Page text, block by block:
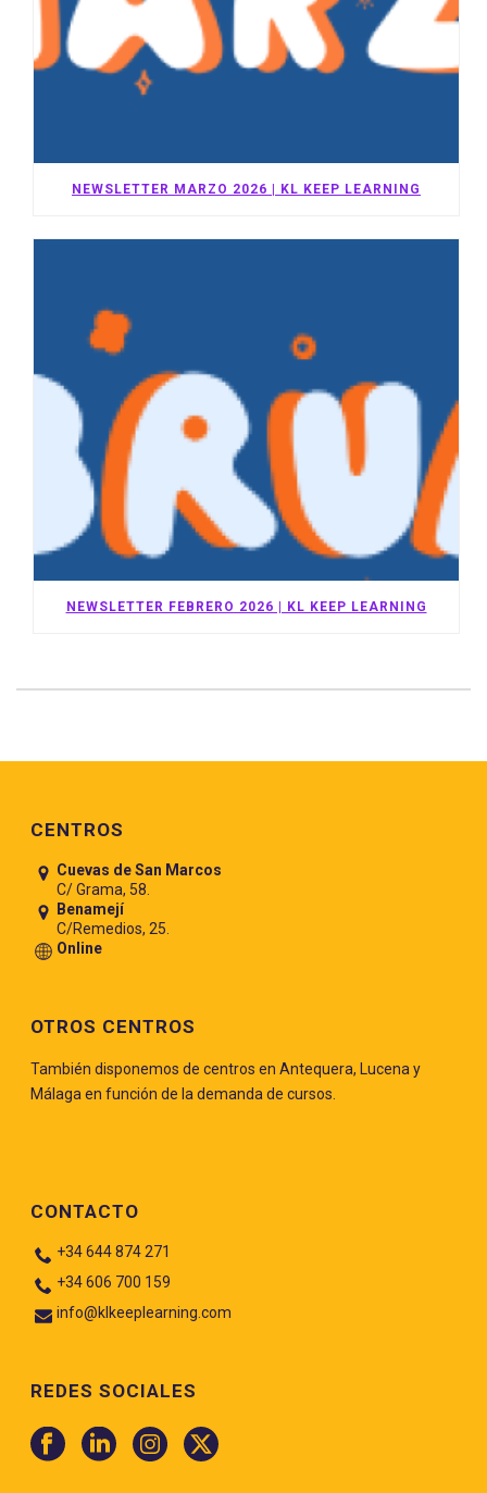
NEWSLETTER MARZO 2026 | KL KEEP LEARNING
NEWSLETTER FEBRERO 2026 | KL KEEP LEARNING
CENTROS
Cuevas de San Marcos
C/ Grama, 58.
Benamejí
C/Remedios, 25.
Online
OTROS CENTROS
También disponemos de centros en Antequera, Lucena y
Málaga en función de la demanda de cursos.
CONTACTO
+34 644 874 271
+34 606 700 159
info@klkeeplearning.com
REDES SOCIALES